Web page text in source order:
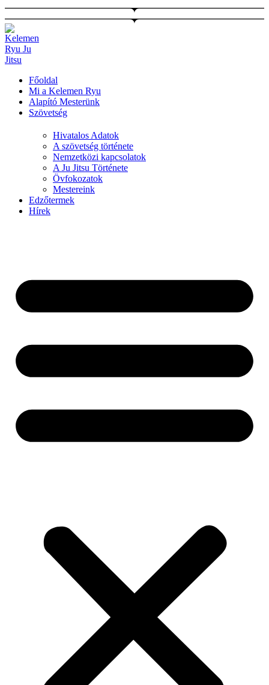
Ugrás
a
tartalomhoz
Főoldal
Mi a Kelemen Ryu
Alapító Mesterünk
Szövetség
Hivatalos Adatok
A szövetség története
Nemzetközi kapcsolatok
A Ju Jitsu Története
Övfokozatok
Mestereink
Edzőtermek
Hírek